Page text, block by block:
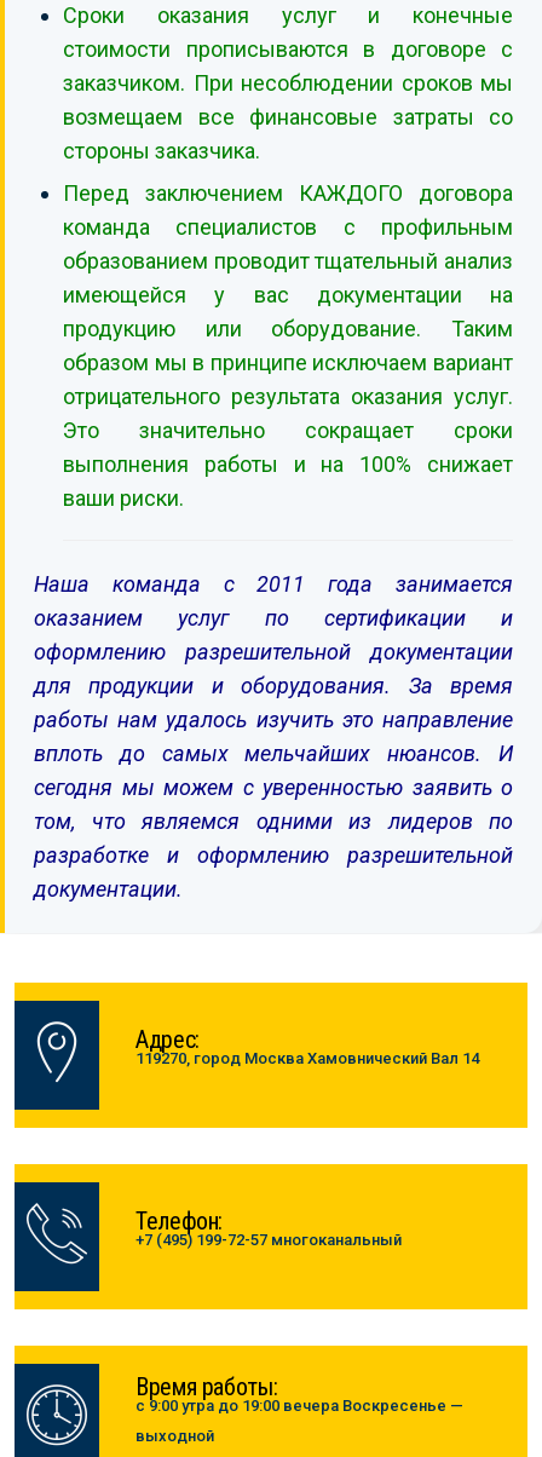
Сроки оказания услуг и конечные
стоимости прописываются в договоре с
заказчиком. При несоблюдении сроков мы
возмещаем все финансовые затраты со
стороны заказчика.
Перед заключением КАЖДОГО договора
команда специалистов с профильным
образованием проводит тщательный анализ
имеющейся у вас документации на
продукцию или оборудование. Таким
образом мы в принципе исключаем вариант
отрицательного результата оказания услуг.
Это значительно сокращает сроки
выполнения работы и на 100% снижает
ваши риски.
Наша команда с 2011 года занимается
оказанием услуг по сертификации и
оформлению разрешительной документации
для продукции и оборудования. За время
работы нам удалось изучить это направление
вплоть до самых мельчайших нюансов. И
сегодня мы можем с уверенностью заявить о
том, что являемся одними из лидеров по
разработке и оформлению разрешительной
документации.
Адрес:
119270, город Москва Хамовнический Вал 14
Телефон:
+7 (495) 199-72-57 многоканальный
Время работы:
с 9:00 утра до 19:00 вечера Воскресенье —
выходной